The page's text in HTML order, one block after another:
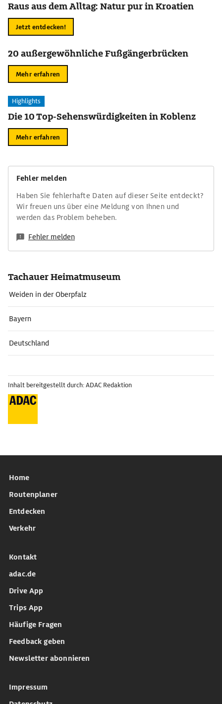
Raus aus dem Alltag: Natur pur in Kroatien
Jetzt entdecken!
20 außergewöhnliche Fußgängerbrücken
Mehr erfahren
Highlights
Die 10 Top-Sehenswürdigkeiten in Koblenz
Mehr erfahren
Fehler melden
Haben Sie fehlerhafte Daten auf dieser Seite entdeckt?
Wir freuen uns über eine Meldung von Ihnen und
werden das Problem beheben.
Fehler melden
Tachauer Heimatmuseum
Weiden in der Oberpfalz
Bayern
Deutschland
Inhalt bereitgestellt durch: ADAC Redaktion
Home
Routenplaner
Entdecken
Verkehr
Kontakt
adac.de
Drive App
Trips App
Häufige Fragen
Feedback geben
Newsletter abonnieren
Impressum